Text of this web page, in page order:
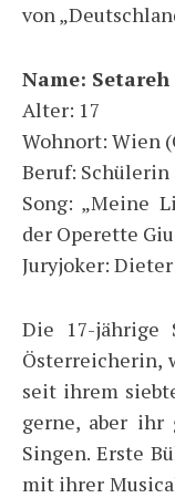
von
Name:
Alter: 17
Wohnort: Wien
Beruf: Schülerin
Song: „Meine
der Operette
Juryjoker:
Die 17-jährige
Österreicherin,
seit ihrem
gerne, aber ihr
Singen. Erste
mit ihrer